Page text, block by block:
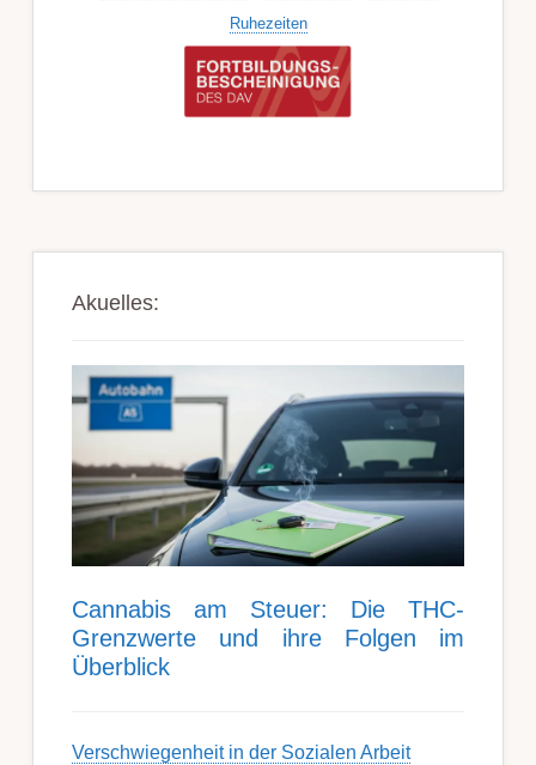
Ruhezeiten
Akuelles:
Can­nabis am Steu­er: Die THC-
Grenz­werte und ihre Folgen im
Über­blick
Ver­schwieg­en­heit in der Soz­ial­en Ar­beit